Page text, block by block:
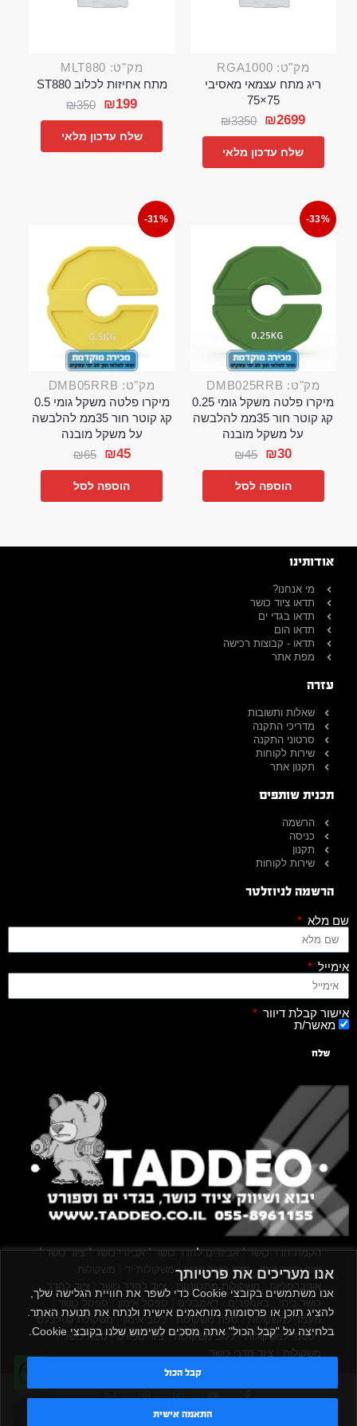
אנו מעריכים את פרטיותך
אנו משתמשים בקובצי Cookie כדי לשפר את חוויית הגלישה שלך,
להציג תוכן או פרסומות מותאמים אישית ולנתח את תנועת האתר.
בלחיצה על "קבל הכול" אתה מסכים לשימוש שלנו בקובצי Cookie.
התאמה אישית
קבל הכול
מק"ט: RGA1000
ריג מתח עצמאי מאסיבי
75×75
₪3350 ₪2699
שלח עדכון מלאי
מק"ט: MLT880
מתח אחיזות לכלוב ST880
₪350 ₪199
שלח עדכון מלאי
-33%
מק"ט: DMB025RRB
מיקרו פלטה משקל גומי 0.25
קג קוטר חור 35ממ להלבשה
על משקל מובנה
₪45 ₪30
הוספה לסל
-31%
מק"ט: DMB05RRB
מיקרו פלטה משקל גומי 0.5
קג קוטר חור 35ממ להלבשה
על משקל מובנה
₪65 ₪45
הוספה לסל
אודותינו
מי אנחנו?
תדאו ציוד כושר
תדאו בגדי ים
תדאו הום
תדאו - קבוצות רכישה
מפת אתר
עזרה
שאלות ותשובות
מדריכי התקנה
סרטוני התקנה
שירות לקוחות
תקנון אתר
תכנית שותפים
הרשמה
כניסה
תקנון
שירות לקוחות
הרשמה לניוזלטר
שם מלא
אימייל
אישור קבלת דיוור
מאשר/ת
שלח
הקמת חדר כושר|אביזרים לחדר כושר|אביזרי כושר|ציוד כושר|
ציוד כושר ביתי|חדר כושר פרטי| משקולות יד
משקולות
אוניברסליות
משקולות מתכווננות ציוד לחדר כושר
ציוד לחדר
כושר ביתי
באמפרים דאמבלים ספסל אימון ספסל כושר
מעמד למשקולות|ספת משקולות |כלוב אימון |משקולת קטלבלס
| סטנד למשקולות|כלוב משקולות|ציוד ספורט|ספת כושר|
משקולות ציוד חדרי כושר